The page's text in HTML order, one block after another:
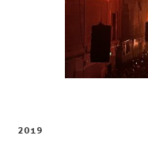
2019